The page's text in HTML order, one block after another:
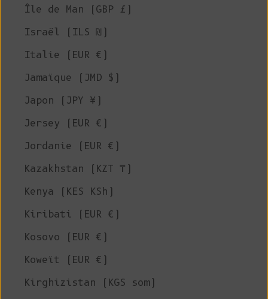
Île de Man (GBP £)
Israël (ILS ₪)
Italie (EUR €)
Jamaïque (JMD $)
Japon (JPY ¥)
Jersey (EUR €)
Jordanie (EUR €)
Kazakhstan (KZT ₸)
Kenya (KES KSh)
Kiribati (EUR €)
Kosovo (EUR €)
Koweït (EUR €)
Kirghizistan (KGS som)